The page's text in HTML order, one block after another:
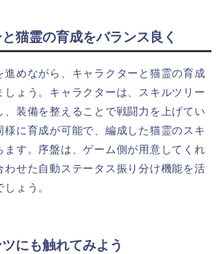
猫霊の育成をバランス良く
進めながら、キャラクターと猫霊の育成
しょう。キャラクターは、スキルツリー
、装備を整えることで戦闘力を上げてい
様に育成が可能で、編成した猫霊のスキ
ます。序盤は、ゲーム側が用意してくれ
わせた自動ステータス振り分け機能を活
ょう。
にも触れてみよう